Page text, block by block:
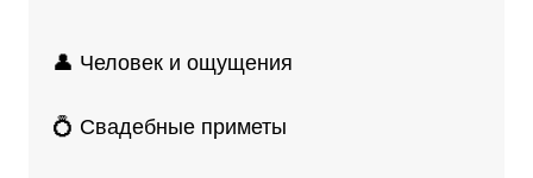
👤 Человек и ощущения
💍 Свадебные приметы